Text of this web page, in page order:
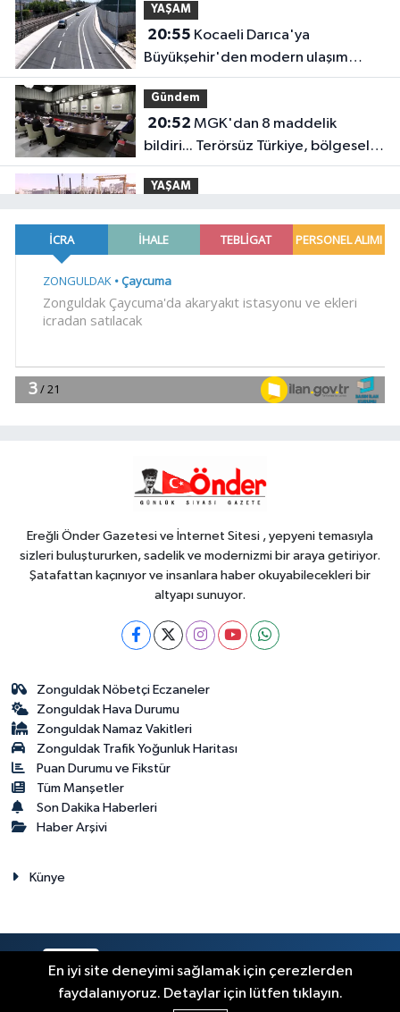
YAŞAM
20:55
Büyükşehir'den modern ulaşım
yatırımı
Gündem
20:52
bildiri... Terörsüz Türkiye, bölgesel
güvenlik ve Gazze mesajı
YAŞAM
gemi
18:52Türk Tarih Kurumu'ndan tarihi
18:48 .
Ereğli Önder Gazetesi ve İnternet Sitesi , yepyeni temasıyla
sizleri buluştururken, sadelik ve modernizmi bir araya getiriyor.
Şatafattan kaçınıyor ve insanlara haber okuyabilecekleri bir
altyapı sunuyor.
Zonguldak Nöbetçi Eczaneler
Zonguldak Hava Durumu
Zonguldak Namaz Vakitleri
Zonguldak Trafik Yoğunluk Haritası
Puan Durumu ve Fikstür
Tüm Manşetler
Son Dakika Haberleri
Haber Arşivi
Künye
En iyi site deneyimi sağlamak için çerezlerden
faydalanıyoruz. Detaylar için lütfen tıklayın.